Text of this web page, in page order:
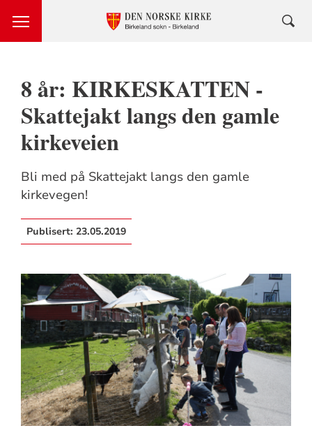
8 år: KIRKESKATTEN -
Skattejakt langs den gamle
kirkeveien
Bli med på Skattejakt langs den gamle
kirkevegen!
Publisert: 23.05.2019